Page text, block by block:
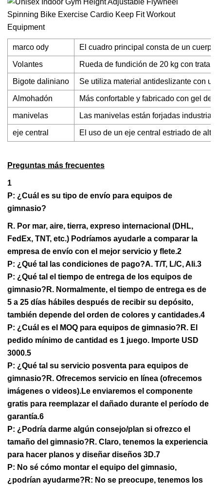
marco ody El cuadro principal consta de un
Volantes Rueda de fundición de 20 kg con
Bigote daliniano Se utiliza material antideslizante con
Almohadón Más confortable y fabricado con gel de
manivelas Las manivelas están forjadas
eje central El uso de un eje central estriado de
Preguntas más frecuentes
1
P: ¿Cuál es su tipo de envío para equipos de
gimnasio?
R. Por mar, aire, tierra, expreso internacional (DHL,
FedEx, TNT, etc.) Podríamos ayudarle a comparar la
empresa de envío con el mejor servicio y flete.2
P: ¿Qué tal las condiciones de pago?A. T/T, L/C, Ali.3
P: ¿Qué tal el tiempo de entrega de los equipos de
gimnasio? R. Normalmente, el tiempo de entrega es de
5 a 25 días hábiles después de recibir su depósito,
también depende del orden de colores y cantidades.4
P: ¿Cuál es el MOQ para equipos de gimnasio? R. El
pedido mínimo de cantidad es 1 juego. Importe USD
3000.5
P: ¿Qué tal su servicio posventa para equipos de
gimnasio? R. Ofrecemos servicio en línea (ofrecemos
imágenes o videos).Le enviaremos el componente
gratis para reemplazar el dañado durante el período de
garantía.6
P: ¿Podría darme algún consejo/plan si ofrezco el
tamaño del gimnasio? R. Claro, tenemos la experiencia
para hacer planos y diseñar diseños 3D.7
P: No sé cómo montar el equipo del gimnasio,
¿podrían ayudarme? R: No se preocupe, tenemos los